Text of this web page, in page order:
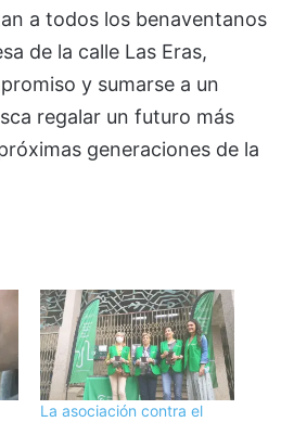
a todos los benaventanos
de la calle Las Eras,
y sumarse a un
regalar un futuro más
generaciones de la
La asociación contra el